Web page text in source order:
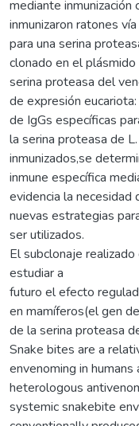
mediante
inmunizaron ratones
para una serina
clonado en el plásmido
serina proteasa del
de expresión
de IgGs específicas
la serina proteasa de
inmunizados,se
inmune específica
evidencia la necesidad
nuevas estrategias
ser utilizados.
El subclonaje
estudiar a
futuro el efecto
en mamí­feros(el gen
de la serina proteasa
Snake bites are a
envenoming in
heterologous
systemic snakebite